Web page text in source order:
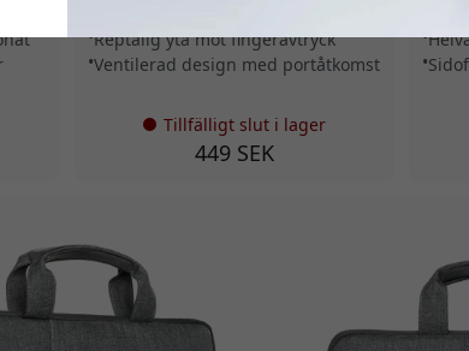
Reptålig yta mot fingeravtryck
Ventilerad design med portåtkomst
Tillfälligt slut i lager
449 SEK